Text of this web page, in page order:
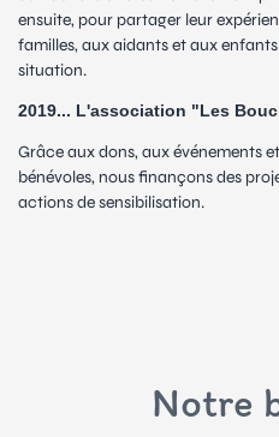
ensuite, pour partager leur
familles, aux aidants et aux
situation.
2019... L'association "Les
Grâce aux dons, aux événements
bénévoles, nous finançons des
actions de sensibilisation.
Notre